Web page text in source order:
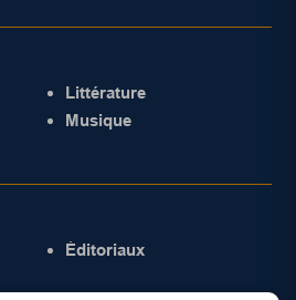
Littérature
Musique
Éditoriaux